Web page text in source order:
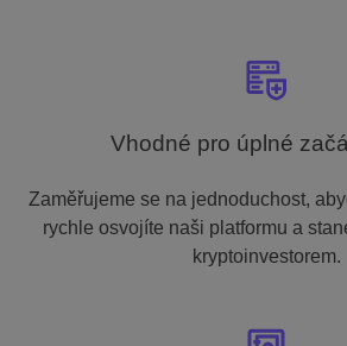
Vhodné pro úplné
Zaměřujeme se na jednoduchost,
rychle osvojíte naši platformu a
kryptoinvestorem.